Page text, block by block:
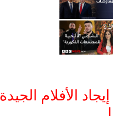
الأفلام الجيدة